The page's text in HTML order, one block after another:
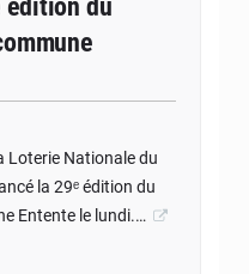
édition du
Loterie Nationale du
la 29ᵉ édition du
Entente le lundi.…